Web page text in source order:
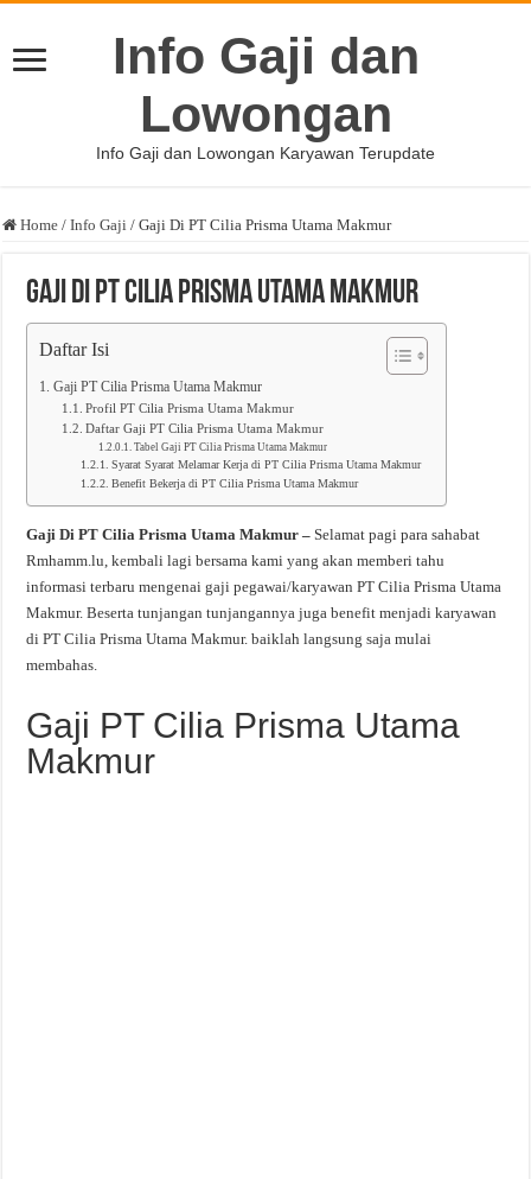
Info Gaji dan
Lowongan
Info Gaji dan Lowongan Karyawan Terupdate
Home / Info Gaji / Gaji Di PT Cilia Prisma Utama Makmur
Gaji Di PT Cilia Prisma Utama Makmur
Daftar Isi
Gaji PT Cilia Prisma Utama Makmur
Profil PT Cilia Prisma Utama Makmur
Daftar Gaji PT Cilia Prisma Utama Makmur
Tabel Gaji PT Cilia Prisma Utama Makmur
Syarat Syarat Melamar Kerja di PT Cilia Prisma Utama Makmur
Benefit Bekerja di PT Cilia Prisma Utama Makmur
Gaji Di PT Cilia Prisma Utama Makmur –Selamat pagi para sahabat
Rmhamm.lu, kembali lagi bersama kami yang akan memberi tahu
informasi terbaru mengenai gaji pegawai/karyawan PT Cilia Prisma Utama
Makmur. Beserta tunjangan tunjangannya juga benefit menjadi karyawan
di PT Cilia Prisma Utama Makmur. baiklah langsung saja mulai
membahas.
Gaji PT Cilia Prisma Utama
Makmur